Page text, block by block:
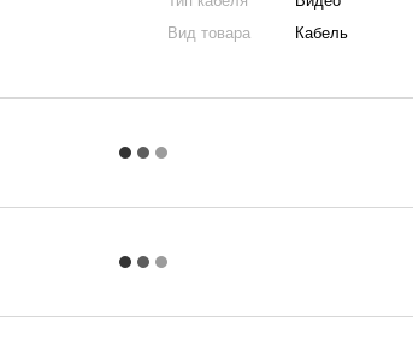
Вид товара
Кабель